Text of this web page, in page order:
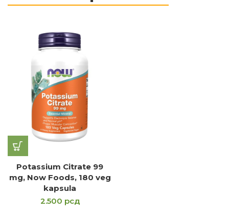
Potassium Citrate 99
mg, Now Foods, 180 veg
kapsula
2.500 рсд